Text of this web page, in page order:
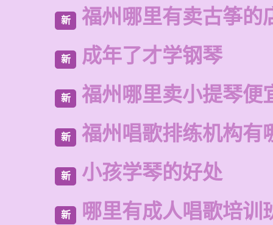
新 福州哪里有卖古筝的
新 成年了才学钢琴
新 福州哪里卖小提琴便
新 福州唱歌排练机构有
新 小孩学琴的好处
新 哪里有成人唱歌培训